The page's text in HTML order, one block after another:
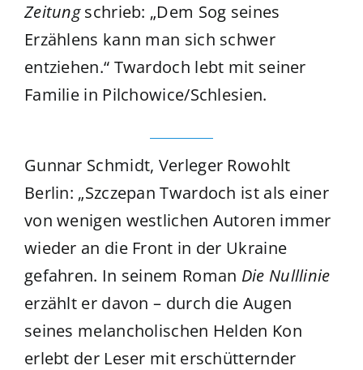
Zeitungschrieb: „Dem Sog seines
Erzählens kann man sich schwer
entziehen.“ Twardoch lebt mit seiner
Familie in Pilchowice/Schlesien.
Gunnar Schmidt, Verleger Rowohlt
Berlin: „Szczepan Twardoch ist als einer
von wenigen westlichen Autoren immer
wieder an die Front in der Ukraine
gefahren. In seinem Roman Die Nulllinie
erzählt er davon – durch die Augen
seines melancholischen Helden Kon
erlebt der Leser mit erschütternder